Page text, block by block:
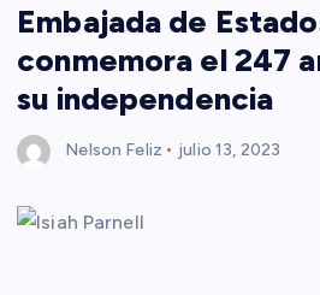
Embajada de
conmemora el 247
su independencia
Nelson Feliz julio 13, 2023